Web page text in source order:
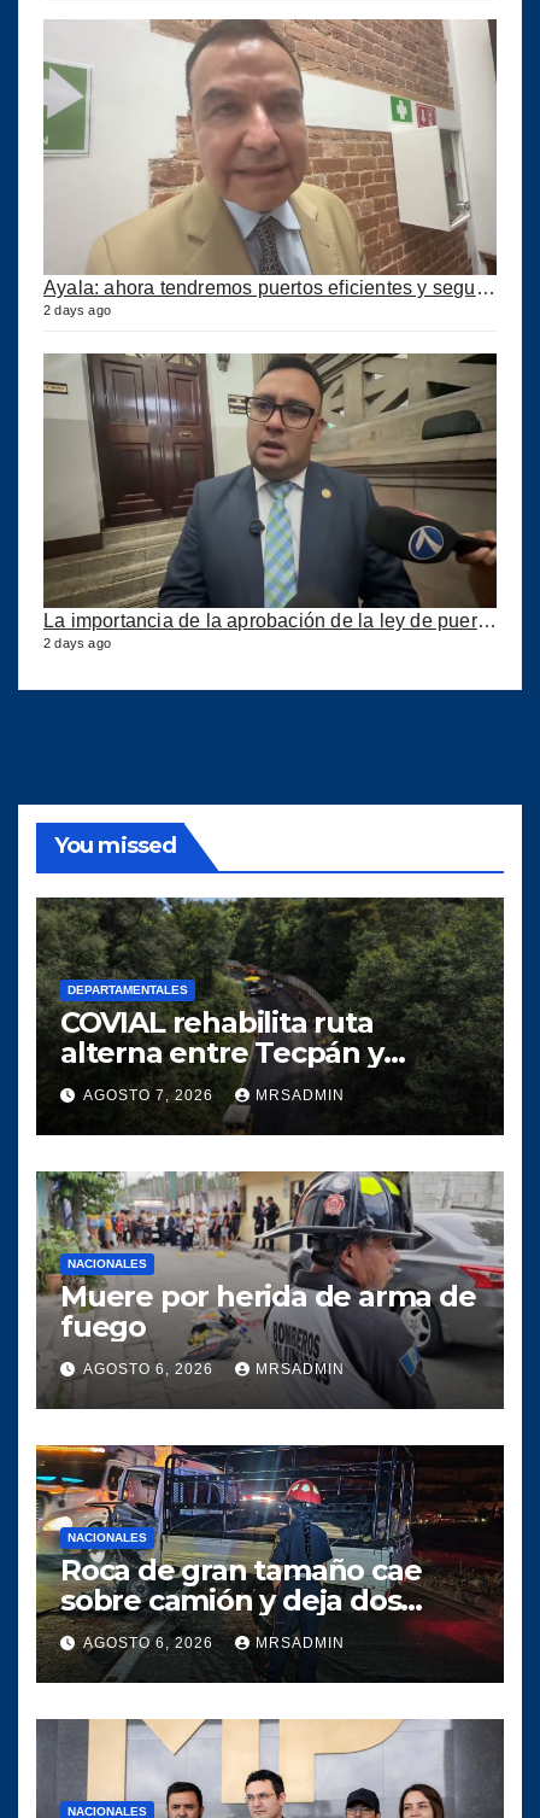
2 days ago
La importancia de la aprobación de la ley de puertos
2 days ago
You missed
DEPARTAMENTALES
COVIAL rehabilita ruta
alterna entre Tecpán y
Quiché para optimizar la
circulación vial
AGOSTO 7, 2026 MRSADMIN
NACIONALES
Muere por herida de arma de
fuego
AGOSTO 6, 2026 MRSADMIN
NACIONALES
Roca de gran tamaño cae
sobre camión y deja dos
heridos en ruta al Atlántico
AGOSTO 6, 2026 MRSADMIN
NACIONALES